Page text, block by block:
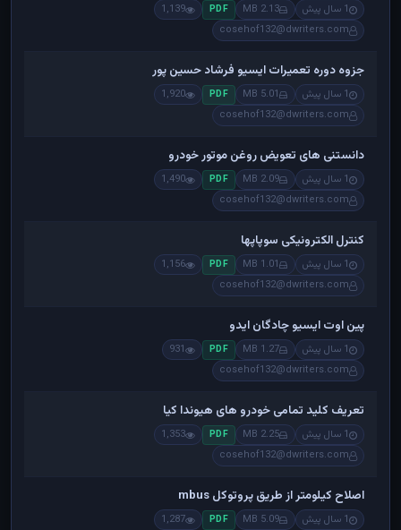
1 سال پیش 2.13 MB
PDF
1,139
cosehof132@dwriters.com
جزوه دوره تعمیرات ایسیو فرشاد حسین پور
1 سال پیش 5.01 MB
PDF
1,920
cosehof132@dwriters.com
دانستنی های تعویض روغن موتور خودرو
1 سال پیش 2.09 MB
PDF
1,490
cosehof132@dwriters.com
کنترل الکترونیکی سوپاپها
1 سال پیش 1.01 MB
PDF
1,156
cosehof132@dwriters.com
پین اوت ایسیو چادگان ایدو
1 سال پیش 1.27 MB
PDF
931
cosehof132@dwriters.com
تعریف کلید تمامی خودرو های هیوندا کیا
1 سال پیش 2.25 MB
PDF
1,353
cosehof132@dwriters.com
اصلاح کیلومتر از طریق پروتوکل mbus
1 سال پیش 5.09 MB
PDF
1,287